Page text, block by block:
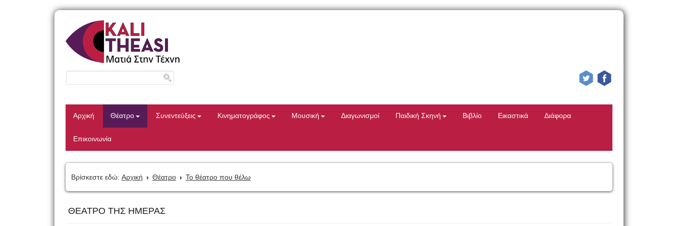
Αρχική Θέατρο Συνεντεύξεις Κινηματογράφος Μουσική Διαγωνισμοί Παιδική Σκηνή Βιβλίο Εικαστικά Διάφορα
Επικοινωνία
Βρίσκεστε εδώ: Αρχική Θέατρο Το θέατρο που θέλω
ΘΕΑΤΡΟ ΤΗΣ ΗΜΕΡΑΣ